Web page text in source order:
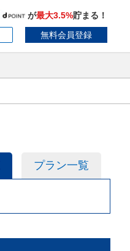
が最大3.5%貯まる！
無料会員登録
プラン一覧